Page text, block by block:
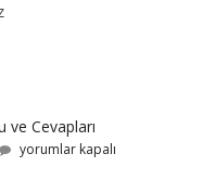
ve Cevapları
yorumlar kapalı